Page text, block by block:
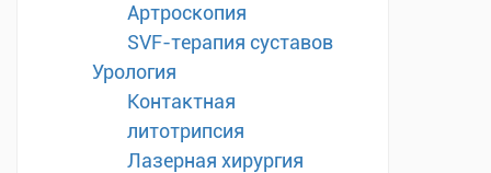
Артроскопия
SVF-терапия суставов
Урология
Контактная
литотрипсия
Лазерная хирургия